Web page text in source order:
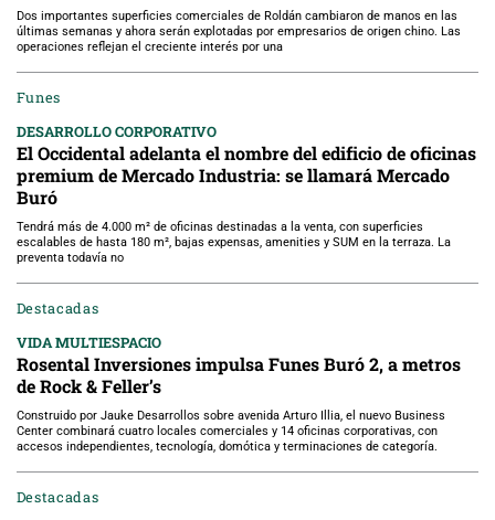
Dos importantes superficies comerciales de Roldán cambiaron de manos en las
últimas semanas y ahora serán explotadas por empresarios de origen chino. Las
operaciones reflejan el creciente interés por una
Funes
DESARROLLO CORPORATIVO
El Occidental adelanta el nombre del edificio de oficinas
premium de Mercado Industria: se llamará Mercado
Buró
Tendrá más de 4.000 m² de oficinas destinadas a la venta, con superficies
escalables de hasta 180 m², bajas expensas, amenities y SUM en la terraza. La
preventa todavía no
Destacadas
VIDA MULTIESPACIO
Rosental Inversiones impulsa Funes Buró 2, a metros
de Rock & Feller’s
Construido por Jauke Desarrollos sobre avenida Arturo Illia, el nuevo Business
Center combinará cuatro locales comerciales y 14 oficinas corporativas, con
accesos independientes, tecnología, domótica y terminaciones de categoría.
Destacadas